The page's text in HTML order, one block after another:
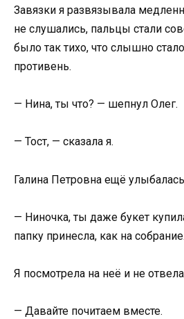
Завязки я развязывала
не слушались, пальцы стали
было так тихо, что слышно
противень.
— Нина, ты что? — шепнул Олег.
— Тост, — сказала я.
Галина Петровна ещё
— Ниночка, ты даже букет
папку принесла, как на
Я посмотрела на неё и не отвела
— Давайте почитаем вместе.